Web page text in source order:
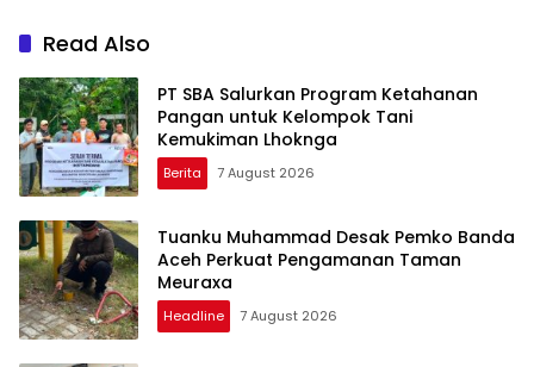
Read Also
PT SBA Salurkan Program Ketahanan
Pangan untuk Kelompok Tani
Kemukiman Lhoknga
Berita 7 August 2026
Tuanku Muhammad Desak Pemko Banda
Aceh Perkuat Pengamanan Taman
Meuraxa
Headline 7 August 2026